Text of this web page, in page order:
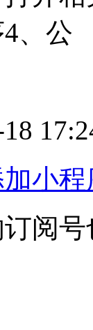
、公
小
阅